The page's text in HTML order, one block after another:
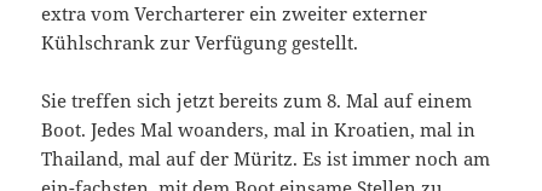
extra vom Vercharterer ein zweiter externer
Kühlschrank zur Verfügung gestellt.
Sie treffen sich jetzt bereits zum 8. Mal auf einem
Boot. Jedes Mal woanders, mal in Kroatien, mal in
Thailand, mal auf der Müritz. Es ist immer noch am